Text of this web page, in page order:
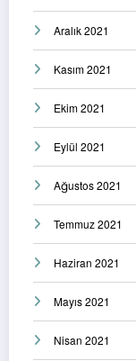
Aralık 2021
Kasım 2021
Ekim 2021
Eylül 2021
Ağustos 2021
Temmuz 2021
Haziran 2021
Mayıs 2021
Nisan 2021